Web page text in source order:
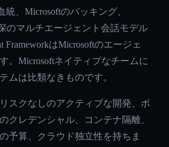
統、Microsoftのバッキング、
のマルチエージェント会話モデル
FrameworkはMicrosoftのエージェ
。Microsoftネイティブなチームに
ムは比類なきものです。
スクなしのアクティブな開発、ボ
クレデンシャル、コンテナ隔離、
予算、クラウド独立性を持ちま